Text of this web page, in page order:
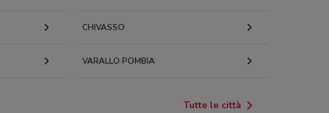
CHIVASSO
VARALLO POMBIA
Tutte le città